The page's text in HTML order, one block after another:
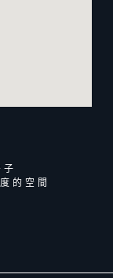
的空間